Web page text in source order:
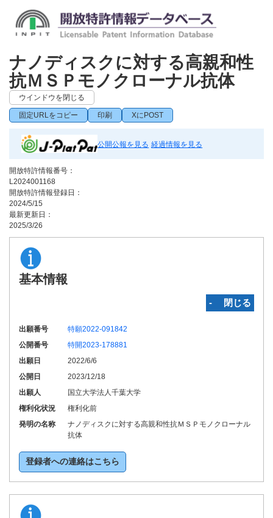
ナノディスクに対する高親和性
抗ＭＳＰモノクローナル抗体
ウインドウを閉じる
固定URLをコピー 印刷 XにPOST
公開公報を見る 経過情報を見る
開放特許情報番号：
L2024001168
開放特許情報登録日：
2024/5/15
最新更新日：
2025/3/26
基本情報
‐ 閉じる
出願番号
特願2022-091842
公開番号
特開2023-178881
出願日
2022/6/6
公開日
2023/12/18
出願人
国立大学法人千葉大学
権利化状況
権利化前
発明の名称
ナノディスクに対する高親和性抗ＭＳＰモノクローナル
抗体
登録者への連絡はこちら